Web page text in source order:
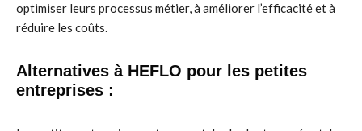
optimiser leurs processus métier, à améliorer l’efficacité et à
réduire les coûts.
Alternatives à HEFLO pour les petites
entreprises :